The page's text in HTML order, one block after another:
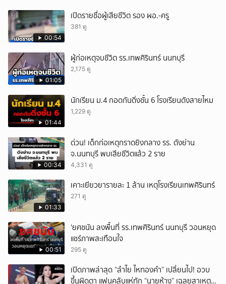
00:54
เปิดรายชื่อผู้เสียชีวิต รอง ผอ.-ครู
381 ดู
01:05
ผู้ก่อเหตุจบชีวิต รร.เทพศิรินทร์ นนทบุรี
2,175 ดู
01:44
นักเรียน ม.4 กอดกันดิ่งชั้น 6 โรงเรียนดังสายไหม
1,229 ดู
00:34
ด่วน! เด็กก่อเหตุกราดยิงกลาง รร. ดังย่าน
จ.นนทบุรี พบเสียชีวิตแล้ว 2 ราย
4,331 ดู
01:33
เคาะเยียวยารายละ 1 ล้าน เหตุโรงเรียนเทพศิรินทร์
271 ดู
00:51
'ยศชนัน ลงพื้นที่ รร.เทพศิรินทร์ นนทบุรี วอนหยุด
แชร์ภาพสะเทือนใจ
295 ดู
เปิดภาพล่าสุด “ลำไย ไหทองคำ” เปลี่ยนไป! อวบ
ขึ้นผิดตา แฟนคลับแห่ทัก “นายห้าง” เฉลยสาเหตุ